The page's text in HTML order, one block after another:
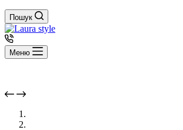
Пошук
Меню